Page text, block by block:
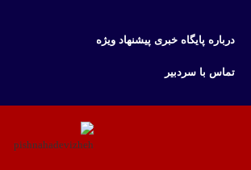
درباره پایگاه خبری پیشنهاد ویژه
تماس با سردبیر